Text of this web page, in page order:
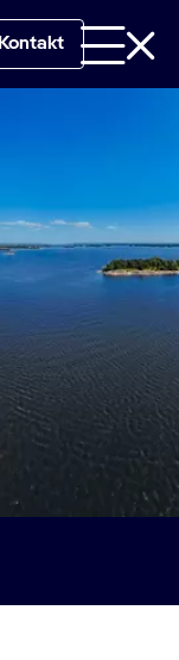
Kontakt